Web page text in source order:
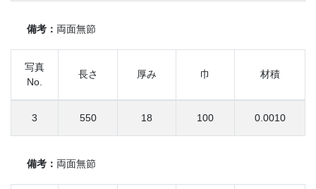
備考： 両面無節
写真
No.
長さ 厚み 巾 材積
3 550 18 100 0.0010
備考： 両面無節